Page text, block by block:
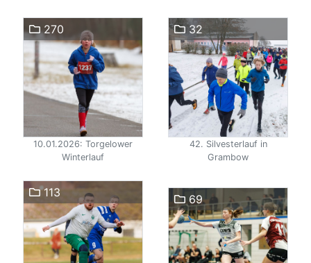
270
10.01.2026: Torgelower
Winterlauf
32
42. Silvesterlauf in
Grambow
113 69